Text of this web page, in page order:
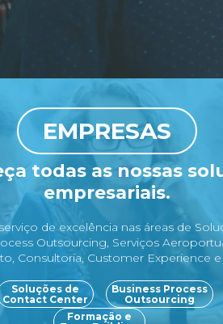
EMPRESAS
todas as nossas
empresariais.
de excelência nas áreas de
Outsourcing, Serviços
Consultoria, Customer Experience e
Soluções de
Contact Center
Business Process
Outsourcing
Formação e